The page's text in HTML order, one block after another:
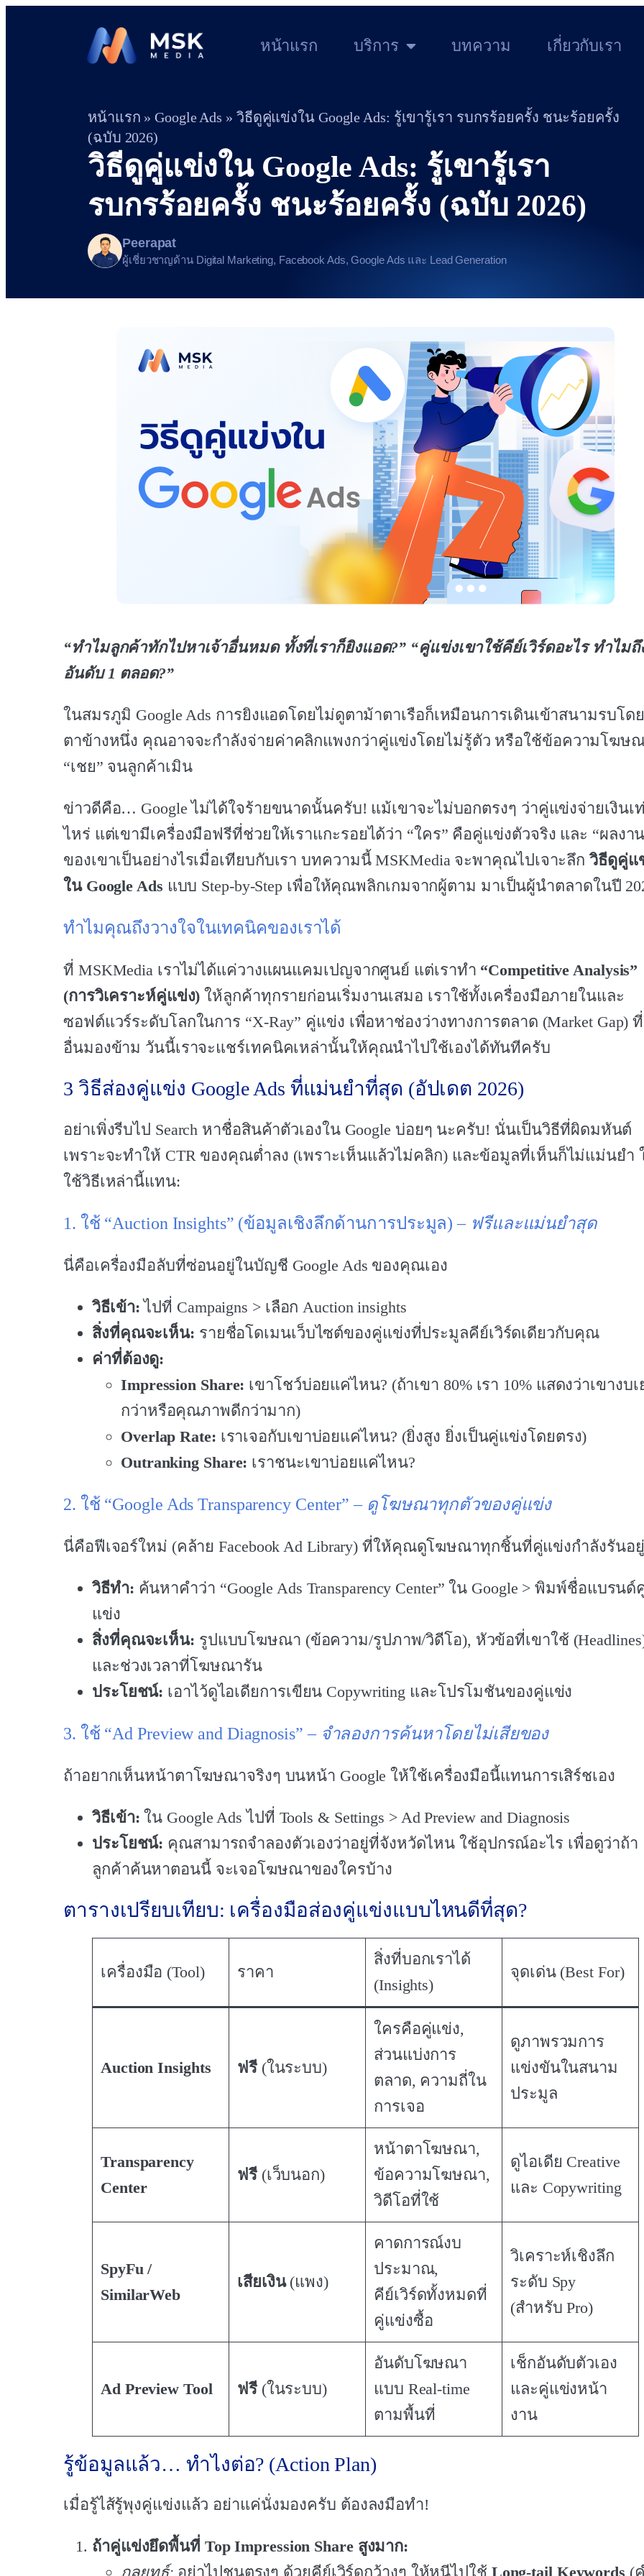
หน้าแรก บริการ บทความ เกี่ยวกับเรา
หน้าแรก »Google Ads » วิธีดูคู่แข่งใน Google Ads: รู้เขารู้เรา รบกรร้อยครั้ง ชนะร้อยครั้ง
(ฉบับ 2026)
วิธีดูคู่แข่งใน Google Ads: รู้เขารู้เรา
รบกรร้อยครั้ง ชนะร้อยครั้ง (ฉบับ 2026)
Peerapat
ผู้เชี่ยวชาญด้าน Digital Marketing, Facebook Ads, Google Ads และ Lead Generation
“ทำไมลูกค้าทักไปหาเจ้าอื่นหมด ทั้งที่เราก็ยิงแอด?” “คู่แข่งเขาใช้คีย์เวิร์ดอะไร ทำไมถึ
อันดับ 1 ตลอด?”
ในสมรภูมิ Google Ads การยิงแอดโดยไม่ดูตาม้าตาเรือก็เหมือนการเดินเข้าสนามรบโด
ตาข้างหนึ่ง คุณอาจจะกำลังจ่ายค่าคลิกแพงกว่าคู่แข่งโดยไม่รู้ตัว หรือใช้ข้อความโฆษ
“เชย” จนลูกค้าเมิน
ข่าวดีคือ… Google ไม่ได้ใจร้ายขนาดนั้นครับ! แม้เขาจะไม่บอกตรงๆ ว่าคู่แข่งจ่ายเงินเ
ไหร่ แต่เขามีเครื่องมือฟรีที่ช่วยให้เราแกะรอยได้ว่า “ใคร” คือคู่แข่งตัวจริง และ “ผลงา
ของเขาเป็นอย่างไรเมื่อเทียบกับเรา บทความนี้ MSKMedia จะพาคุณไปเจาะลึก วิธีดูคู่แ
ใน Google Ads แบบ Step-by-Step เพื่อให้คุณพลิกเกมจากผู้ตาม มาเป็นผู้นำตลาดในปี
ทำไมคุณถึงวางใจในเทคนิคของเราได้
ที่ MSKMedia เราไม่ได้แค่วางแผนแคมเปญจากศูนย์ แต่เราทำ “Competitive Analysis”
(การวิเคราะห์คู่แข่ง) ให้ลูกค้าทุกรายก่อนเริ่มงานเสมอ เราใช้ทั้งเครื่องมือภายในและ
ซอฟต์แวร์ระดับโลกในการ “X-Ray” คู่แข่ง เพื่อหาช่องว่างทางการตลาด (Market Gap)
อื่นมองข้าม วันนี้เราจะแชร์เทคนิคเหล่านั้นให้คุณนำไปใช้เองได้ทันทีครับ
3 วิธีส่องคู่แข่ง Google Ads ที่แม่นยำที่สุด (อัปเดต 2026)
อย่าเพิ่งรีบไป Search หาชื่อสินค้าตัวเองใน Google บ่อยๆ นะครับ! นั่นเป็นวิธีที่ผิดมหันต์
เพราะจะทำให้ CTR ของคุณต่ำลง (เพราะเห็นแล้วไม่คลิก) และข้อมูลที่เห็นก็ไม่แม่นยำ
ใช้วิธีเหล่านี้แทน:
1. ใช้ “Auction Insights” (ข้อมูลเชิงลึกด้านการประมูล) – ฟรีและแม่นยำสุด
นี่คือเครื่องมือลับที่ซ่อนอยู่ในบัญชี Google Ads ของคุณเอง
วิธีเข้า: ไปที่ Campaigns > เลือก Auction insights
สิ่งที่คุณจะเห็น: รายชื่อโดเมนเว็บไซต์ของคู่แข่งที่ประมูลคีย์เวิร์ดเดียวกับคุณ
ค่าที่ต้องดู:
Impression Share: เขาโชว์บ่อยแค่ไหน? (ถ้าเขา 80% เรา 10% แสดงว่าเขางบเ
กว่าหรือคุณภาพดีกว่ามาก)
Overlap Rate: เราเจอกับเขาบ่อยแค่ไหน? (ยิ่งสูง ยิ่งเป็นคู่แข่งโดยตรง)
Outranking Share: เราชนะเขาบ่อยแค่ไหน?
2. ใช้ “Google Ads Transparency Center” – ดูโฆษณาทุกตัวของคู่แข่ง
นี่คือฟีเจอร์ใหม่ (คล้าย Facebook Ad Library) ที่ให้คุณดูโฆษณาทุกชิ้นที่คู่แข่งกำลังรันอ
วิธีทำ: ค้นหาคำว่า “Google Ads Transparency Center” ใน Google > พิมพ์ชื่อแบรนด์
แข่ง
สิ่งที่คุณจะเห็น: รูปแบบโฆษณา (ข้อความ/รูปภาพ/วิดีโอ), หัวข้อที่เขาใช้
และช่วงเวลาที่โฆษณารัน
ประโยชน์: เอาไว้ดูไอเดียการเขียน Copywriting และโปรโมชันของคู่แข่ง
3. ใช้ “Ad Preview and Diagnosis” – จำลองการค้นหาโดยไม่เสียของ
ถ้าอยากเห็นหน้าตาโฆษณาจริงๆ บนหน้า Google ให้ใช้เครื่องมือนี้แทนการเสิร์ชเอง
วิธีเข้า: ใน Google Ads ไปที่ Tools & Settings > Ad Preview and Diagnosis
ประโยชน์: คุณสามารถจำลองตัวเองว่าอยู่ที่จังหวัดไหน ใช้อุปกรณ์อะไร เพื่อดูว่าถ้า
ลูกค้าค้นหาตอนนี้ จะเจอโฆษณาของใครบ้าง
ตารางเปรียบเทียบ: เครื่องมือส่องคู่แข่งแบบไหนดีที่สุด?
เครื่องมือ (Tool) ราคา
สิ่งที่บอกเราได้
(Insights)
จุดเด่น (Best For)
Auction Insights ฟรี(ในระบบ)
ใครคือคู่แข่ง,
ส่วนแบ่งการ
ตลาด, ความถี่ใน
การเจอ
ดูภาพรวมการ
แข่งขันในสนาม
ประมูล
Transparency
Center
ฟรี(เว็บนอก)
หน้าตาโฆษณา,
ข้อความโฆษณา,
วิดีโอที่ใช้
ดูไอเดีย Creative
และ Copywriting
SpyFu /
SimilarWeb
เสียเงิน(แพง)
คาดการณ์งบ
ประมาณ,
คีย์เวิร์ดทั้งหมดที่
คู่แข่งซื้อ
วิเคราะห์เชิงลึก
ระดับ Spy
(สำหรับ Pro)
Ad Preview Tool ฟรี(ในระบบ)
อันดับโฆษณา
แบบ Real-time
ตามพื้นที่
เช็กอันดับตัวเอง
และคู่แข่งหน้า
งาน
รู้ข้อมูลแล้ว… ทำไงต่อ? (Action Plan)
เมื่อรู้ไส้รู้พุงคู่แข่งแล้ว อย่าแค่นั่งมองครับ ต้องลงมือทำ!
ถ้าคู่แข่งยึดพื้นที่ Top Impression Share สูงมาก:
กลยุทธ์: อย่าไปชนตรงๆ ด้วยคีย์เวิร์ดกว้างๆ ให้หนีไปใช้ Long-tail Keywords (